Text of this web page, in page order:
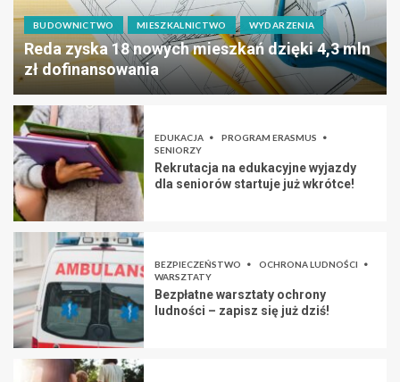
BUDOWNICTWO MIESZKALNICTWO WYDARZENIA
Reda zyska 18 nowych mieszkań dzięki 4,3 mln
zł dofinansowania
EDUKACJA
PROGRAM ERASMUS
SENIORZY
Rekrutacja na edukacyjne wyjazdy
dla seniorów startuje już wkrótce!
BEZPIECZEŃSTWO
OCHRONA LUDNOŚCI
WARSZTATY
Bezpłatne warsztaty ochrony
ludności – zapisz się już dziś!